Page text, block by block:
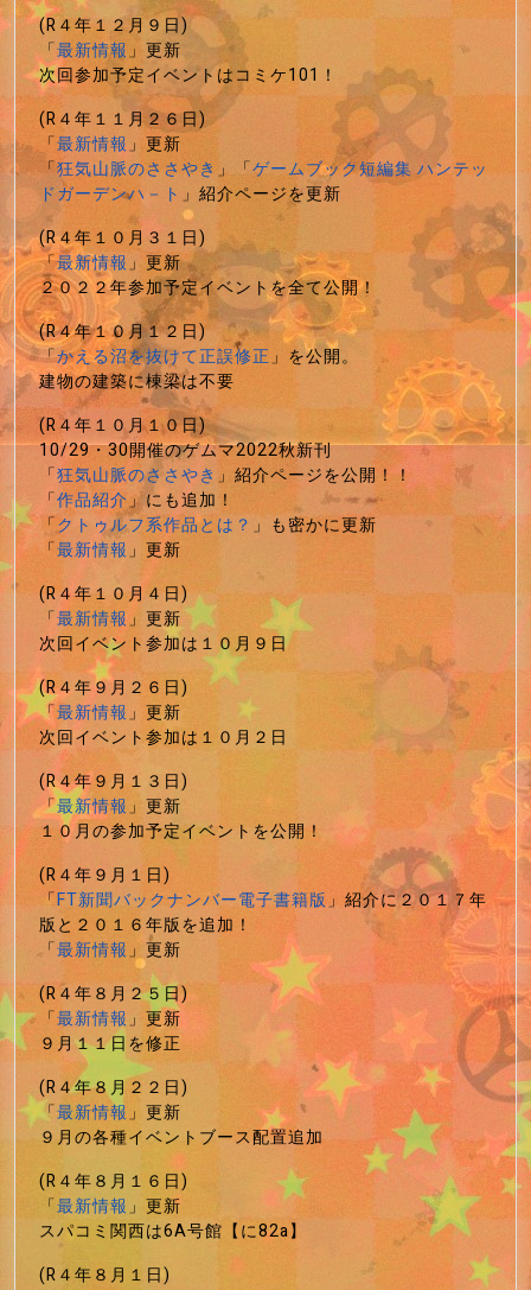
(R４年１２月９日)
「最新情報」更新
次回参加予定イベントはコミケ101！
(R４年１１月２６日)
「最新情報」更新
「狂気山脈のささやき 」「ゲームブック短編集 ハンテッ
ドガーデンハ－ト 」紹介ページを更新
(R４年１０月３１日)
「最新情報」更新
２０２２年参加予定イベントを全て公開！
(R４年１０月１２日)
「かえる沼を抜けて正誤修正」を公開。
建物の建築に棟梁は不要
(R４年１０月１０日)
10/29・30開催のゲムマ2022秋新刊
「狂気山脈のささやき 」紹介ページを公開！！
「作品紹介」にも追加！
「クトゥルフ系作品とは？ 」も密かに更新
「最新情報」更新
(R４年１０月４日)
「最新情報」更新
次回イベント参加は１０月９日
(R４年９月２６日)
「最新情報」更新
次回イベント参加は１０月２日
(R４年９月１３日)
「最新情報」更新
１０月の参加予定イベントを公開！
(R４年９月１日)
「FT新聞バックナンバー電子書籍版」紹介に２０１７年
版と２０１６年版を追加！
「最新情報」更新
(R４年８月２５日)
「最新情報」更新
９月１１日を修正
(R４年８月２２日)
「最新情報」更新
９月の各種イベントブース配置追加
(R４年８月１６日)
「最新情報」更新
スパコミ関西は6A号館【に82a】
(R４年８月１日)